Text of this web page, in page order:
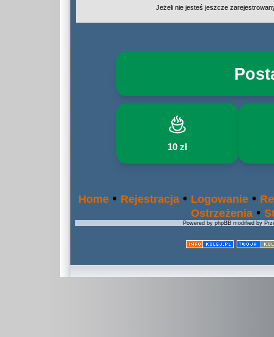
Jeżeli nie jesteś jeszcze
10 zł
Home • Rejestracja • Logowanie •
Ostrzeżenia •
Powered by phpBB modified by